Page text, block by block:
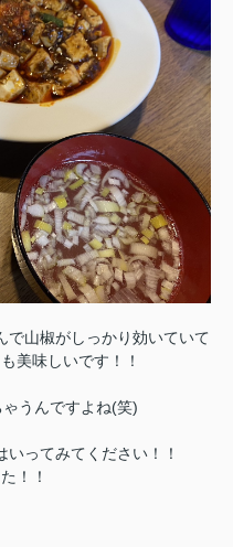
で山椒がしっかり効いていて
美味しいです！！
うんですよね(笑)
ってみてください！！
！！